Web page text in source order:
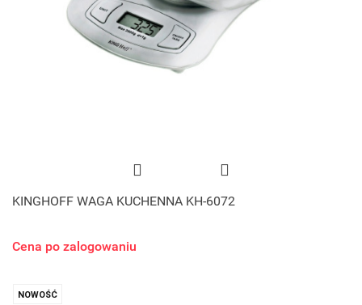
KINGHOFF WAGA KUCHENNA KH-6072
Cena po zalogowaniu
NOWOŚĆ